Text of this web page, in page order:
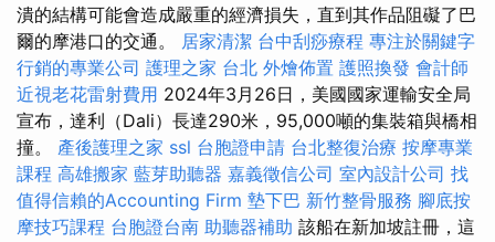
潰的結構可能會造成嚴重的經濟損失，直到其作品阻礙了巴
爾的摩港口的交通。 居家清潔 台中刮痧療程 專注於關鍵字
行銷的專業公司 護理之家 台北 外燴佈置 護照換發 會計師
近視老花雷射費用 2024年3月26日，美國國家運輸安全局
宣布，達利（Dali）長達290米，95,000噸的集裝箱與橋相
撞。 產後護理之家 ssl 台胞證申請 台北整復治療 按摩專業
課程 高雄搬家 藍芽助聽器 嘉義徵信公司 室內設計公司 找
值得信賴的Accounting Firm 墊下巴 新竹整骨服務 腳底按
摩技巧課程 台胞證台南 助聽器補助 該船在新加坡註冊，這